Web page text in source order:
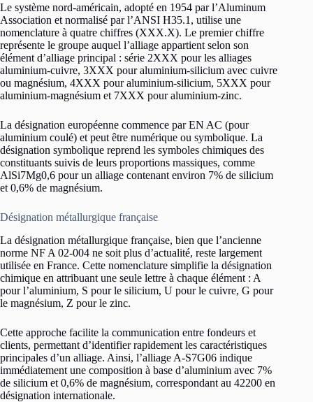
Le système nord-américain, adopté en 1954 par l’Aluminum
Association et normalisé par l’ANSI H35.1, utilise une
nomenclature à quatre chiffres (XXX.X). Le premier chiffre
représente le groupe auquel l’alliage appartient selon son
élément d’alliage principal : série 2XXX pour les alliages
aluminium-cuivre, 3XXX pour aluminium-silicium avec cuivre
ou magnésium, 4XXX pour aluminium-silicium, 5XXX pour
aluminium-magnésium et 7XXX pour aluminium-zinc.
La désignation européenne commence par EN AC (pour
aluminium coulé) et peut être numérique ou symbolique. La
désignation symbolique reprend les symboles chimiques des
constituants suivis de leurs proportions massiques, comme
AlSi7Mg0,6 pour un alliage contenant environ 7% de silicium
et 0,6% de magnésium.
Désignation métallurgique française
La désignation métallurgique française, bien que l’ancienne
norme NF A 02-004 ne soit plus d’actualité, reste largement
utilisée en France. Cette nomenclature simplifie la désignation
chimique en attribuant une seule lettre à chaque élément : A
pour l’aluminium, S pour le silicium, U pour le cuivre, G pour
le magnésium, Z pour le zinc.
Cette approche facilite la communication entre fondeurs et
clients, permettant d’identifier rapidement les caractéristiques
principales d’un alliage. Ainsi, l’alliage A-S7G06 indique
immédiatement une composition à base d’aluminium avec 7%
de silicium et 0,6% de magnésium, correspondant au 42200 en
désignation internationale.